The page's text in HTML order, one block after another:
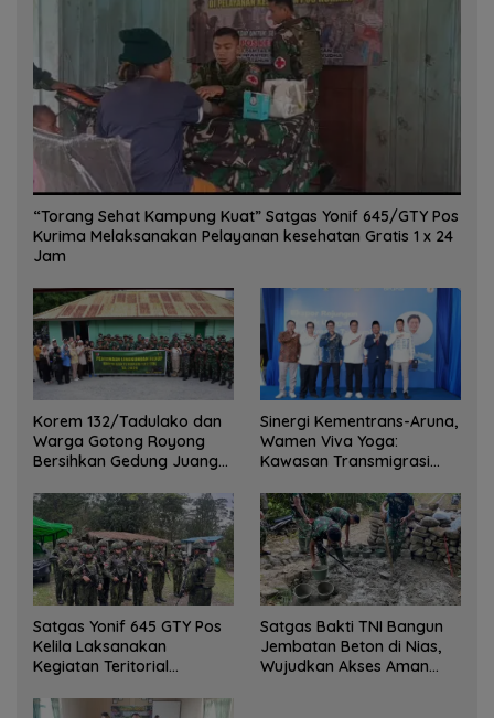
“Torang Sehat Kampung Kuat” Satgas Yonif 645/GTY Pos
Kurima Melaksanakan Pelayanan kesehatan Gratis 1 x 24
Jam
Korem 132/Tadulako dan
Warga Gotong Royong
Bersihkan Gedung Juang
Sinergi Kementrans-Aruna,
Wamen Viva Yoga:
Kawasan Transmigrasi
Ke Pasar Global
Satgas Yonif 645 GTY Pos
Kelila Laksanakan
Kegiatan Teritorial
Tokoh Adat dan Lurah
Satgas Bakti TNI Bangun
Jembatan Beton di Nias,
Wujudkan Akses Aman